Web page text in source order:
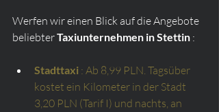
Werfen wir einen Blick auf die Angebote
beliebter Taxiunternehmen in Stettin :
Stadttaxi : Ab 8,99 PLN. Tagsüber
kostet ein Kilometer in der Stadt
3,20 PLN (Tarif I) und nachts, an